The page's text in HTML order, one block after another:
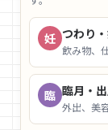
妊 つわり
飲み物、
臨 臨月・
外出、美